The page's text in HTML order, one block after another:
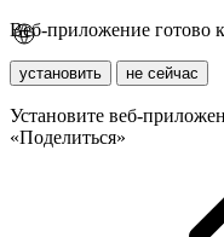
Веб-приложение готово
установить не сейчас
Установите веб-
«Поделиться»